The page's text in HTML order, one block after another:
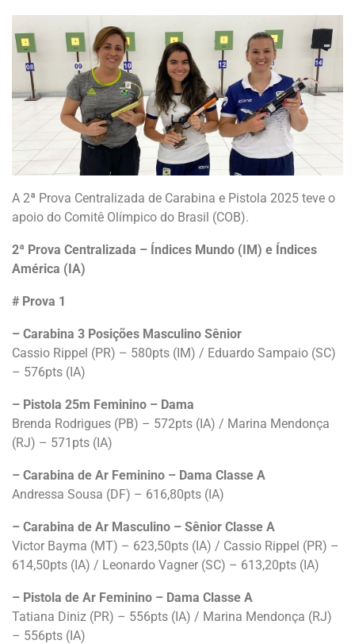
A 2ª Prova Centralizada de Carabina e Pistola 2025 teve o
apoio do Comitê Olímpico do Brasil (COB).
2ª Prova Centralizada – Índices Mundo (IM) e Índices
América (IA)
# Prova 1
– Carabina 3 Posições Masculino Sênior
Cassio Rippel (PR) – 580pts (IM) / Eduardo Sampaio (SC)
– 576pts (IA)
– Pistola 25m Feminino – Dama
Brenda Rodrigues (PB) – 572pts (IA) / Marina Mendonça
(RJ) – 571pts (IA)
– Carabina de Ar Feminino – Dama Classe A
Andressa Sousa (DF) – 616,80pts (IA)
– Carabina de Ar Masculino – Sênior Classe A
Victor Bayma (MT) – 623,50pts (IA) / Cassio Rippel (PR) –
614,50pts (IA) / Leonardo Vagner (SC) – 613,20pts (IA)
– Pistola de Ar Feminino – Dama Classe A
Tatiana Diniz (PR) – 556pts (IA) / Marina Mendonça (RJ)
– 556pts (IA)